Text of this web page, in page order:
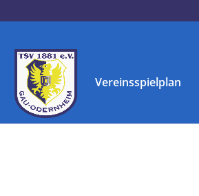
Vereinsspielplan